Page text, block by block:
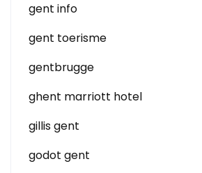
gent info
gent toerisme
gentbrugge
ghent marriott hotel
gillis gent
godot gent